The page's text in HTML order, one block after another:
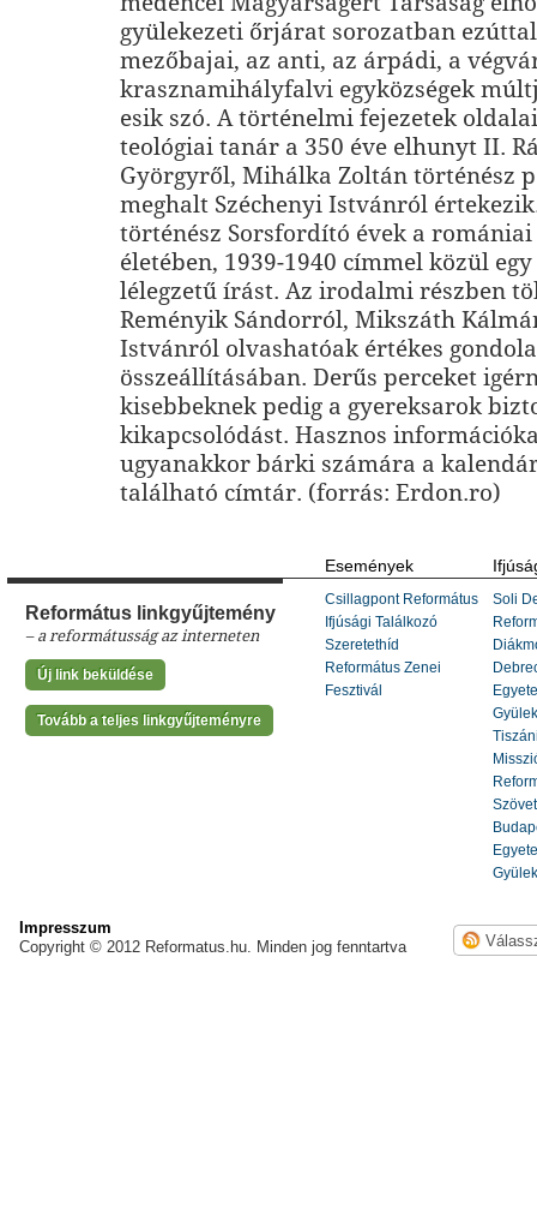
gyülekezeti őrjárat sorozatban
mezőbajai, az anti, az árpádi, a
krasznamihályfalvi egyközségek
esik szó. A történelmi fejezetek
teológiai tanár a 350 éve elhunyt II.
Györgyről, Mihálka Zoltán történész
meghalt Széchenyi Istvánról
történész Sorsfordító évek a romániai
életében, 1939-1940 címmel közül
lélegzetű írást. Az irodalmi részben
Reményik Sándorról, Mikszáth
Istvánról olvashatóak értékes
összeállításában. Derűs perceket
kisebbeknek pedig a gyereksarok
kikapcsolódást. Hasznos
ugyanakkor bárki számára a
található címtár. (forrás: Erdon.ro)
Református linkgyűjtemény
– a reformátusság az interneten
Új link beküldése
Tovább a teljes linkgyűjteményre
Események
Csillagpont Református
Ifjúsági Találkozó
Szeretethíd
Református Zenei
Fesztivál
Soli
Impresszum
Copyright © 2012 Reformatus.hu. Minden jog fenntartva